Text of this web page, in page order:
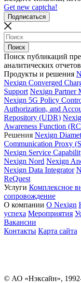
Get new captcha!
Поиск публикаций
аналитических
Продукты и решения
Nexign Converged
Support Nexign Partner
Nexign 5G Policy
Authorization, and
Repository (UDR)
Awareness Function
Решения Nexign
Communication Proxy
Nexign Service
Nexign Nord Nexign
Nexign Data Integrator
ReQuest
Услуги Комплексное
сопровождение
О компании О Nexign
успеха Мероприятия
Вакансии
Контакты Карта сайта
© АО «Нэксайн»,